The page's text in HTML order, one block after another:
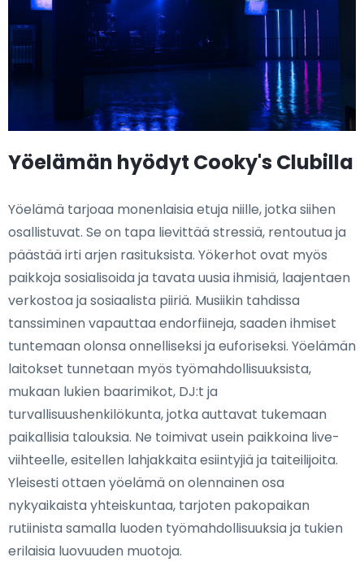
Yöelämän hyödyt Cooky's Clubilla
Yöelämä tarjoaa monenlaisia etuja niille, jotka siihen
osallistuvat. Se on tapa lievittää stressiä, rentoutua ja
päästää irti arjen rasituksista. Yökerhot ovat myös
paikkoja sosialisoida ja tavata uusia ihmisiä, laajentaen
verkostoa ja sosiaalista piiriä. Musiikin tahdissa
tanssiminen vapauttaa endorfiineja, saaden ihmiset
tuntemaan olonsa onnelliseksi ja euforiseksi. Yöelämän
laitokset tunnetaan myös työmahdollisuuksista,
mukaan lukien baarimikot, DJ:t ja
turvallisuushenkilökunta, jotka auttavat tukemaan
paikallisia talouksia. Ne toimivat usein paikkoina live-
viihteelle, esitellen lahjakkaita esiintyjiä ja taiteilijoita.
Yleisesti ottaen yöelämä on olennainen osa
nykyaikaista yhteiskuntaa, tarjoten pakopaikan
rutiinista samalla luoden työmahdollisuuksia ja tukien
erilaisia luovuuden muotoja.